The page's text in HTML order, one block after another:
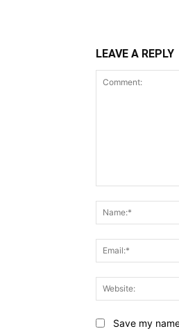
LEAVE A REPLY
Save my